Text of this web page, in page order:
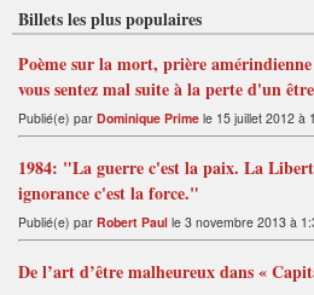
Billets les plus populaires
Poème sur la mort, prière
vous sentez mal suite à la perte d'un
Publié(e) par Dominique Prime le 15 juillet 2012 à
1984: "La guerre c'est la paix. La
ignorance c'est la force."
Publié(e) par Robert Paul le 3 novembre 2013 à
De l’art d’être malheureux dans «